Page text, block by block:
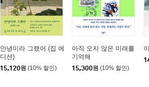
안녕이라 그랬어 (집 에
디션)
15,120원 (10% 할인)
아직 오지 않은 미래를
기억해
15,300원 (10% 할인)